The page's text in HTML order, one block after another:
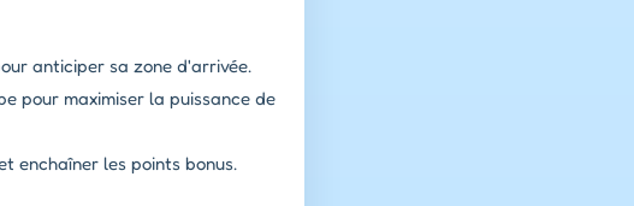
anticiper sa zone d'arrivée.
pour maximiser la puissance de
enchaîner les points bonus.